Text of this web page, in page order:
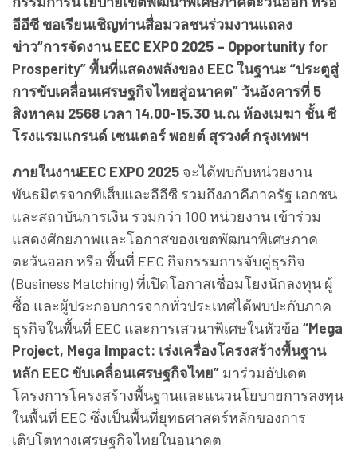
อีอีซี ขอเรียนเชิญท่านสื่อมวลชนร่วมงานแถลง
ข่าว“การจัดงาน EEC EXPO 2025 – Opportunity for
Prosperity” พื้นที่แสดงพลังของ EEC ในฐานะ “ประตูสู่
การขับเคลื่อนเศรษฐกิจไทยสู่อนาคต” วันอังคารที่ 5
สิงหาคม 2568 เวลา 14.00-15.30 น.ณ ห้องเมฆา ชั้น ซี
โรงแรมแกรนด์ เซนเตอร์ พอยต์ สุรวงศ์ กรุงเทพฯ
ภายในงานEEC EXPO 2025 จะได้พบกับหน่วยงาน
พันธมิตรจากทีเส็บและอีอีซี รวมถึงภาคีภาครัฐ เอกชน
และสถาบันการเงิน รวมกว่า 100 หน่วยงาน เข้าร่วม
แสดงศักยภาพและโอกาสของเขตพัฒนาพิเศษภาค
ตะวันออก หรือ พื้นที่ EEC กิจกรรมการจับคู่ธุรกิจ
(Business Matching) ที่เปิดโอกาสเชื่อมโยงนักลงทุน ผู้
ซื้อ และผู้ประกอบการจากทั่วประเทศได้พบปะกับภาค
ธุรกิจในพื้นที่ EEC และการเสวนาพิเศษในหัวข้อ “Mega
Project, Mega Impact: เร่งเครื่องโครงสร้างพื้นฐาน
หลัก EEC ขับเคลื่อนเศรษฐกิจไทย” มาร่วมอัปเดต
โครงการโครงสร้างพื้นฐานและแนวนโยบายการลงทุน
ในพื้นที่ EEC ซึ่งเป็นพื้นที่ยุทธศาสตร์หลักของการ
เติบโตทางเศรษฐกิจไทยในอนาคต